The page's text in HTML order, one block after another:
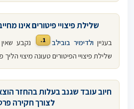
שלילת פיצויי פיטורים אינו
בענייןולדימיר בובילב 1.
נקבע
שלילת פיצויי הפיטורים טעונה מיצוי הליך
חיוב עובד שגנב בעלות בהחזר
לצורך חקירה